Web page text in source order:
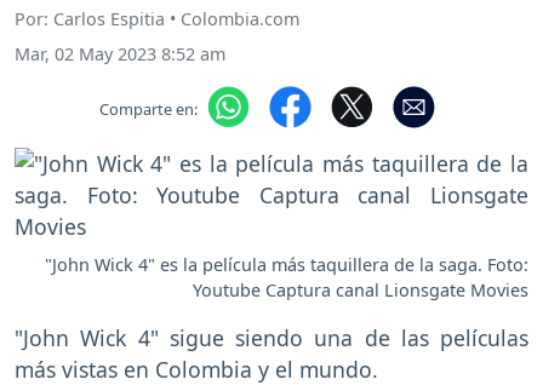
Por: Carlos Espitia • Colombia.com
Mar, 02 May 2023 8:52 am
Comparte en:
"John Wick 4" es la película más taquillera de la saga. Foto:
Youtube Captura canal Lionsgate Movies
"John Wick 4" sigue siendo una de las películas
más vistas en Colombia y el mundo.